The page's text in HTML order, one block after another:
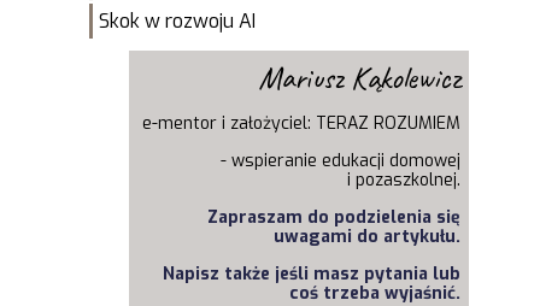
Skok w rozwoju AI
Mariusz Kąkolewicz
e-mentor i założyciel: TERAZ ROZUMIEM
- wspieranie edukacji domowej
i pozaszkolnej.
Zapraszam do podzielenia się
uwagami do artykułu.
Napisz także jeśli masz pytania lub
coś trzeba wyjaśnić.